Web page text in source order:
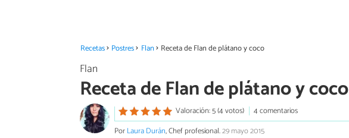
Recetas Postres Flan Receta de Flan de plátano y coco
Flan
Receta de Flan de plátano y coco
Valoración: 5 (4 votos)
4 comentarios
PorLaura Durán, Chef profesional.29 mayo 2015